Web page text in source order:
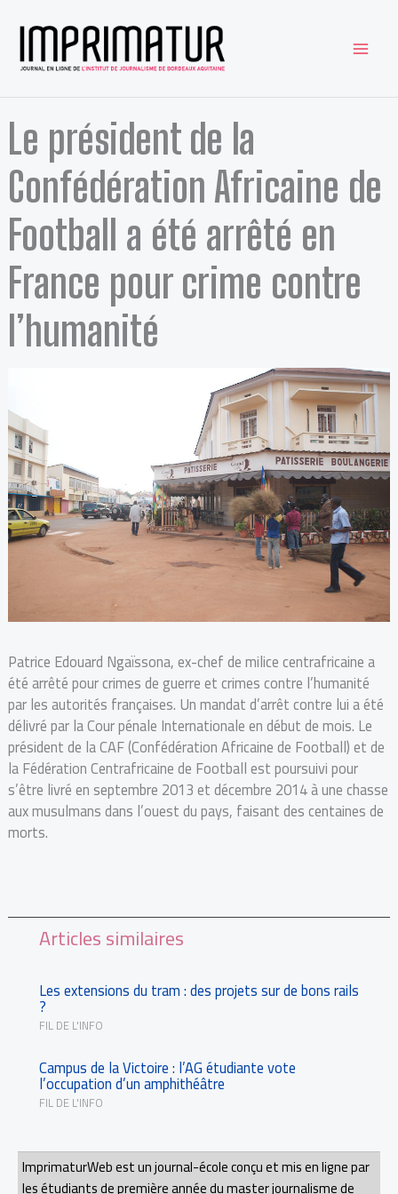
Le président de la
Confédération Africaine de
Football a été arrêté en
France pour crime contre
l’humanité
Patrice Edouard Ngaïssona, ex-chef de milice centrafricaine a
été arrêté pour crimes de guerre et crimes contre l’humanité
par les autorités françaises. Un mandat d’arrêt contre lui a été
délivré par la Cour pénale Internationale en début de mois. Le
président de la CAF (Confédération Africaine de Football) et de
la Fédération Centrafricaine de Football est poursuivi pour
s’être livré en septembre 2013 et décembre 2014 à une chasse
aux musulmans dans l’ouest du pays, faisant des centaines de
morts.
Articles similaires
Les extensions du tram : des projets sur de bons rails
?
FIL DE L'INFO
Campus de la Victoire : l’AG étudiante vote
l’occupation d’un amphithéâtre
FIL DE L'INFO
ImprimaturWeb est un journal-école conçu et mis en ligne par
les étudiants de première année du master journalisme de